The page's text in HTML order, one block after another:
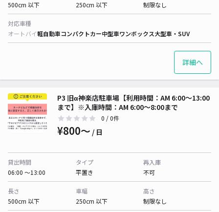
500cm 以下
250cm 以下
制限なし
対応車種
オートバイ軽自動車コンパクトカー中型車ワンボックス大型車・SUV
詳細へ
P3 旧α神楽店駐車場【利用時間：AM 6:00〜13:00
まで】※入庫時間：AM 6:00〜8:00まで
0 / 0件
¥800〜 / 日
貸出時間
06:00 〜13:00
タイプ
平置き
再入庫
不可
長さ
500cm 以下
車幅
250cm 以下
高さ
制限なし